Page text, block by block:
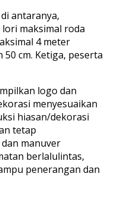
antaranya,
maksimal roda
4 meter
cm. Ketiga, peserta
logo dan
menyesuaikan
hiasan/dekorasi
tetap
manuver
berlalulintas,
penerangan dan